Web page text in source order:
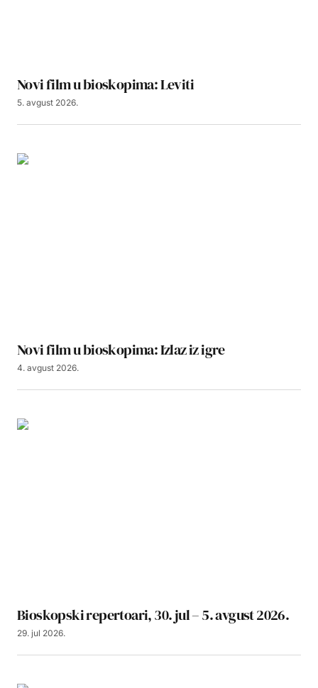
Novi film u bioskopima: Leviti
5. avgust 2026.
Novi film u bioskopima: Izlaz iz igre
4. avgust 2026.
Bioskopski repertoari, 30. jul – 5. avgust 2026.
29. jul 2026.